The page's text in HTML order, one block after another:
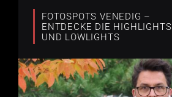
FOTOSPOTS VENEDIG –
ENTDECKE DIE HIGHLIGHTS
UND LOWLIGHTS